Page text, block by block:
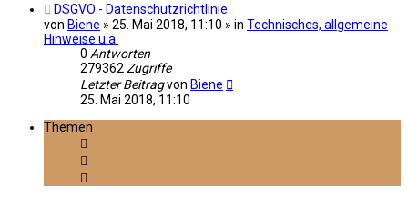
DSGVO - Datenschutzrichtlinie
von Biene » 25. Mai 2018, 11:10 » in Technisches, allgemeine
Hinweise u.a.
0 Antworten
279362 Zugriffe
Letzter Beitragvon Biene
25. Mai 2018, 11:10
Themen